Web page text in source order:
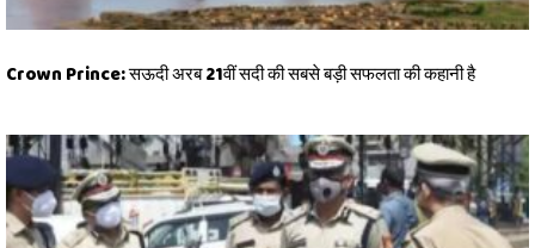
Crown Prince: सऊदी अरब 21वीं सदी की सबसे बड़ी सफलता की कहानी है